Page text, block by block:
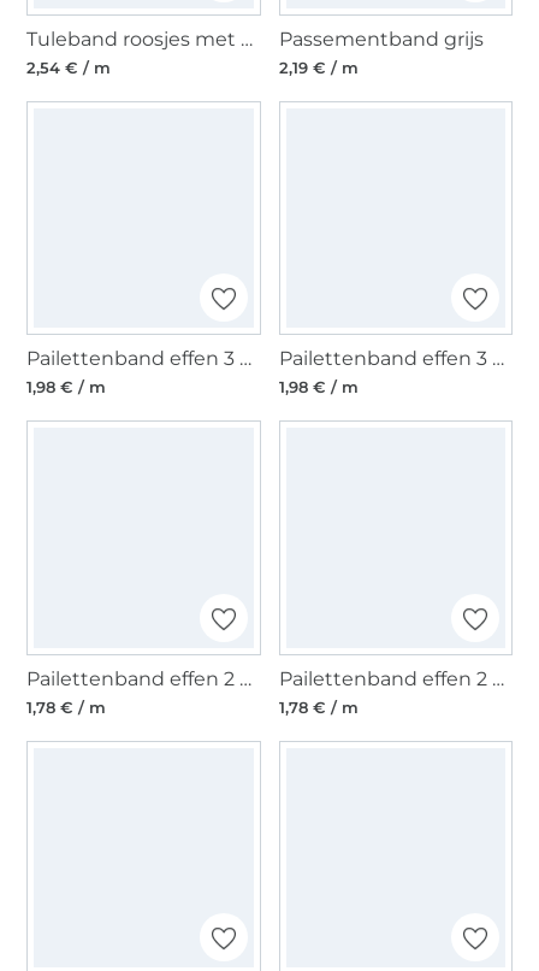
Tuleband roosjes met parels, 25 mm, vanille
2,54 € / m
Passementband grijs
2,19 € / m
Pailettenband effen 3 cm, turquoise
1,98 € / m
Pailettenband effen 3 cm, zwart
1,98 € / m
Pailettenband effen 2 cm, zwart
1,78 € / m
Pailettenband effen 2 cm, rood
1,78 € / m